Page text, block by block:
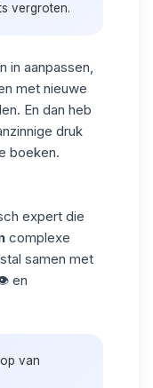
vergroten.
in aanpassen,
met nieuwe
En dan heb
druk
boeken.
expert die
complexe
samen met
en
van